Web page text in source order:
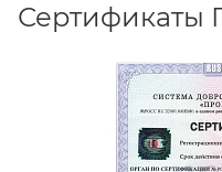
Сертификаты